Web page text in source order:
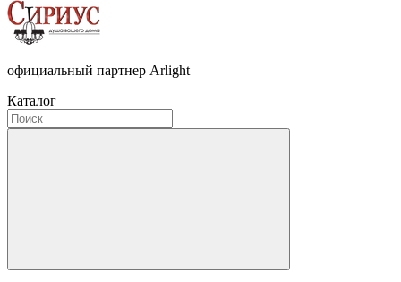
официальный партнер Arlight
Каталог